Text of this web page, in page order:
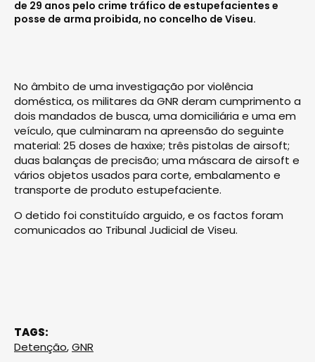
de 29 anos pelo crime tráfico de estupefacientes e
posse de arma proibida, no concelho de Viseu.
No âmbito de uma investigação por violência
doméstica, os militares da GNR deram cumprimento a
dois mandados de busca, uma domiciliária e uma em
veículo, que culminaram na apreensão do seguinte
material: 25 doses de haxixe; três pistolas de airsoft;
duas balanças de precisão; uma máscara de airsoft e
vários objetos usados para corte, embalamento e
transporte de produto estupefaciente.
O detido foi constituído arguido, e os factos foram
comunicados ao Tribunal Judicial de Viseu.
TAGS:
Detenção,GNR